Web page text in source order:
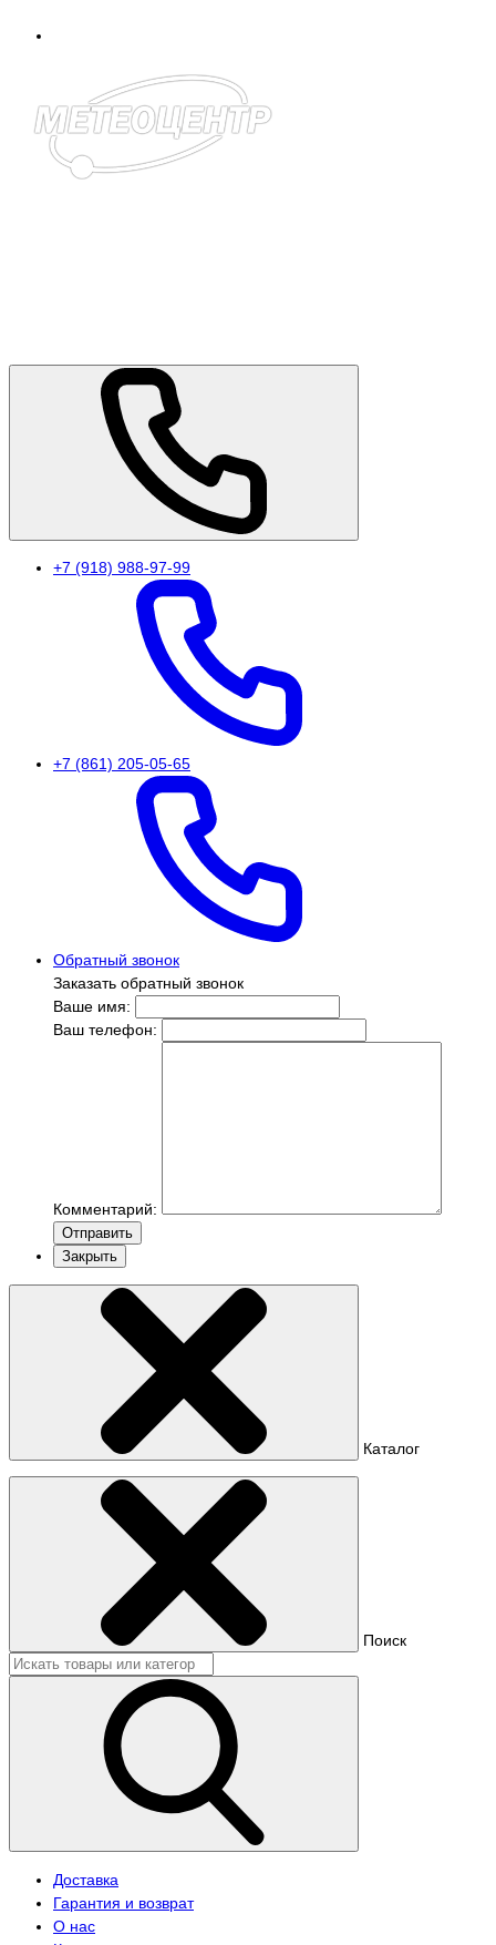
+7 (918) 988-97-99
+7 (861) 205-05-65
Обратный звонок
Заказать обратный звонок
Ваше имя:
Ваш телефон:
Комментарий:
Отправить
Закрыть
Каталог
Поиск
Доставка
Гарантия и возврат
О нас